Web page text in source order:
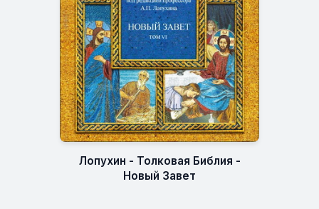
Лопухин - Толковая Библия -
Новый Завет